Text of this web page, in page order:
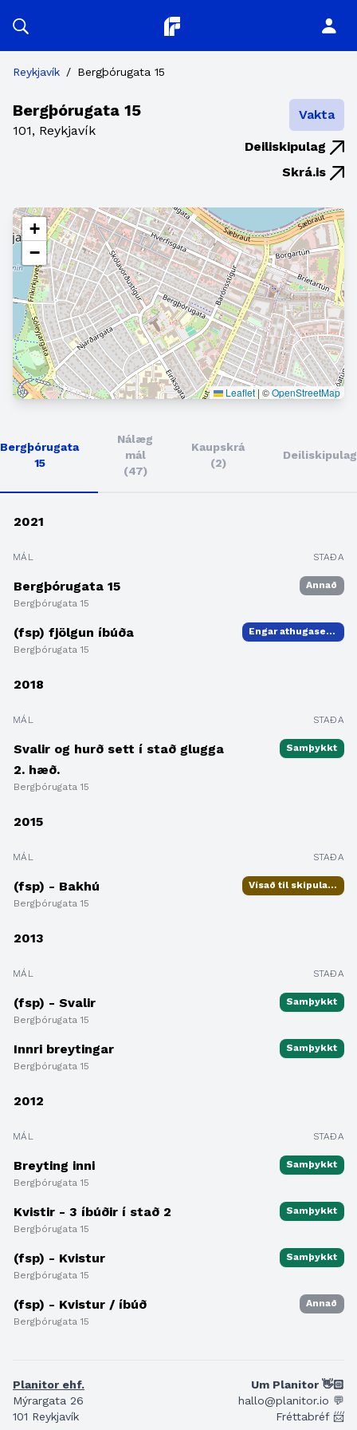
Planitor
Reykjavík / Bergþórugata 15
Bergþórugata 15
101, Reykjavík
Deiliskipulag
Skrá.is
Vakta
+
−
Leaflet | ©OpenStreetMap
Bergþórugata
15
Nálæg
mál
(47)
Kaupskrá
(2)
Deiliskipulag
2021
MÁL STAÐA
Bergþórugata 15
Bergþórugata 15
Annað
(fsp) fjölgun íbúða
Bergþórugata 15
Engar athugasemdir
2018
MÁL STAÐA
Svalir og hurð sett í stað glugga
2. hæð.
Bergþórugata 15
Samþykkt
2015
MÁL STAÐA
(fsp) - Bakhú
Bergþórugata 15
Vísað til skipulagsfulltrúa
2013
MÁL STAÐA
(fsp) - Svalir
Bergþórugata 15
Samþykkt
Innri breytingar
Bergþórugata 15
Samþykkt
2012
MÁL STAÐA
Breyting inni
Bergþórugata 15
Samþykkt
Kvistir - 3 íbúðir í stað 2
Bergþórugata 15
Samþykkt
(fsp) - Kvistur
Bergþórugata 15
Samþykkt
(fsp) - Kvistur / íbúð
Bergþórugata 15
Annað
Planitor ehf.
Mýrargata 26
101 Reykjavík
Um Planitor 👋🏻
hallo@planitor.io 💬
Fréttabréf 📨